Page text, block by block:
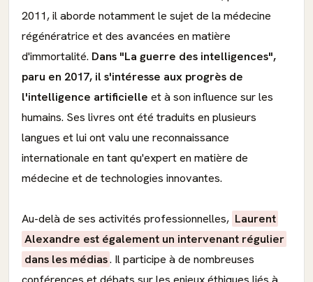
2011, il aborde notamment le sujet de la médecine
régénératrice et des avancées en matière
d'immortalité. Dans "La guerre des intelligences",
paru en 2017, il s'intéresse aux progrès de
l'intelligence artificielle et à son influence sur les
humains. Ses livres ont été traduits en plusieurs
langues et lui ont valu une reconnaissance
internationale en tant qu'expert en matière de
médecine et de technologies innovantes.
Au-delà de ses activités professionnelles, Laurent
Alexandre est également un intervenant régulier
dans les médias. Il participe à de nombreuses